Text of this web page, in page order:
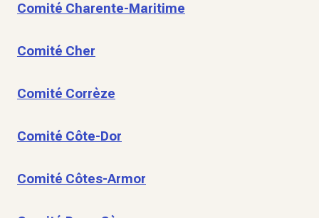
Comité Charente-Maritime
Comité Cher
Comité Corrèze
Comité Côte-Dor
Comité Côtes-Armor